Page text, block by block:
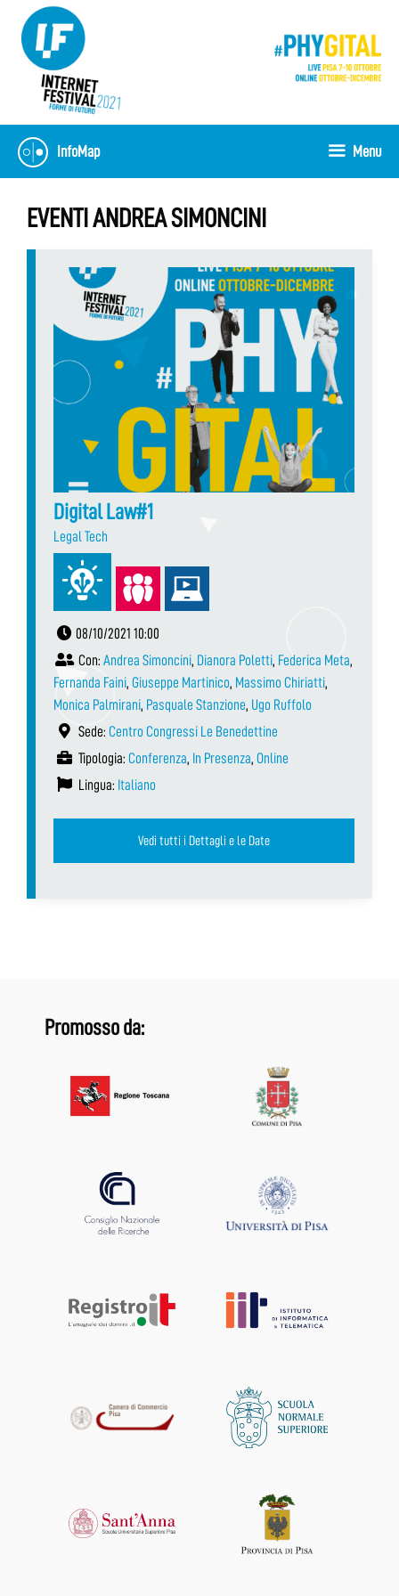
contenuto
InfoMap Menu
EVENTI ANDREA SIMONCINI
Digital Law#1
Legal Tech
08/10/2021 10:00
Con: Andrea Simoncini, Dianora Poletti, Federica Meta,
Fernanda Faini, Giuseppe Martinico, Massimo Chiriatti,
Monica Palmirani, Pasquale Stanzione, Ugo Ruffolo
Sede: Centro Congressi Le Benedettine
Tipologia: Conferenza, In Presenza, Online
Lingua: Italiano
Vedi tutti i Dettagli e le Date
Promosso da: